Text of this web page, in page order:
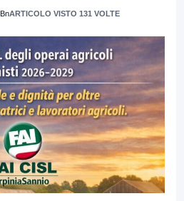
ARTICOLO VISTO 131 VOLTE